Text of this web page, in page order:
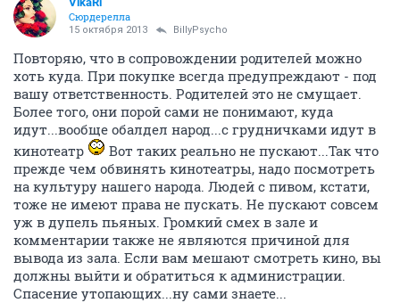
Сюрдерелла
15 октября 2013 BillyPsycho
Повторяю, что в сопровождении родителей можно
хоть куда. При покупке всегда предупреждают - под
вашу ответственность. Родителей это не смущает.
Более того, они порой сами не понимают, куда
идут...вообще обалдел народ...с грудничками идут в
кинотеатр
Вот таких реально не пускают...Так что
прежде чем обвинять кинотеатры, надо посмотреть
на культуру нашего народа. Людей с пивом, кстати,
тоже не имеют права не пускать. Не пускают совсем
уж в дупель пьяных. Громкий смех в зале и
комментарии также не являются причиной для
вывода из зала. Если вам мешают смотреть кино, вы
должны выйти и обратиться к администрации.
Спасение утопающих...ну сами знаете...